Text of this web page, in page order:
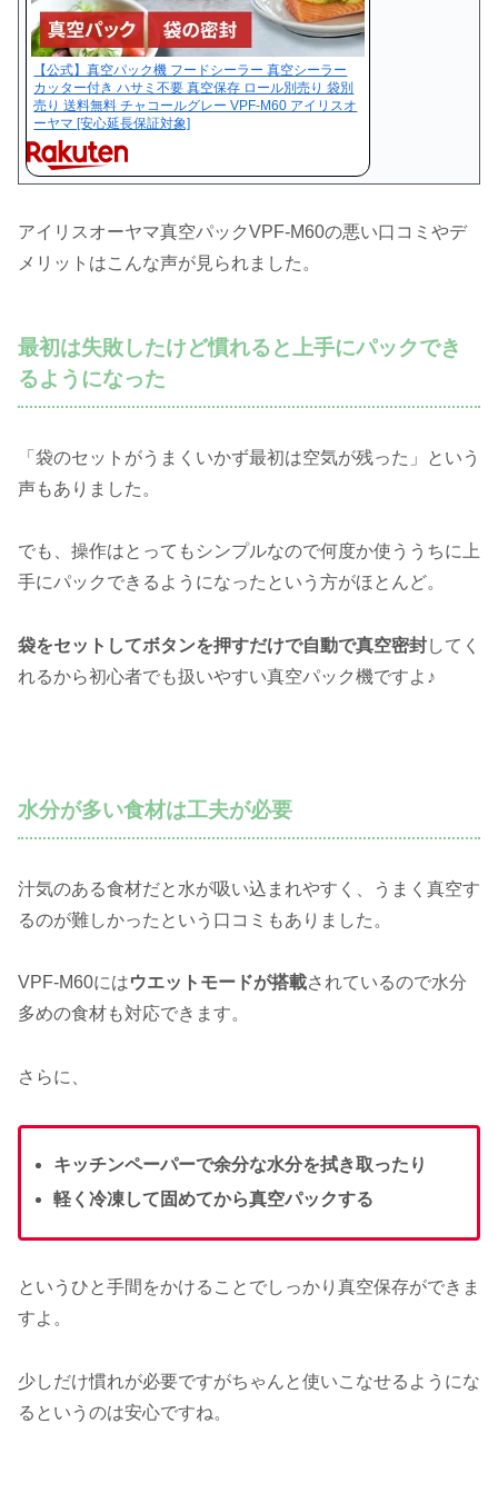
【公式】真空パック機 フードシーラー 真空シーラー
カッター付き ハサミ不要 真空保存 ロール別売り 袋別
売り 送料無料 チャコールグレー VPF-M60 アイリスオ
ーヤマ [安心延長保証対象]
アイリスオーヤマ真空パックVPF-M60の悪い口コミやデ
メリットはこんな声が見られました。
最初は失敗したけど慣れると上手にパックでき
るようになった
「袋のセットがうまくいかず最初は空気が残った」という
声もありました。
でも、操作はとってもシンプルなので何度か使ううちに上
手にパックできるようになったという方がほとんど。
袋をセットしてボタンを押すだけで自動で真空密封してく
れるから初心者でも扱いやすい真空パック機ですよ♪
水分が多い食材は工夫が必要
汁気のある食材だと水が吸い込まれやすく、うまく真空す
るのが難しかったという口コミもありました。
VPF-M60にはウエットモードが搭載されているので水分
多めの食材も対応できます。
さらに、
キッチンペーパーで余分な水分を拭き取ったり
軽く冷凍して固めてから真空パックする
というひと手間をかけることでしっかり真空保存ができま
すよ。
少しだけ慣れが必要ですがちゃんと使いこなせるようにな
るというのは安心ですね。